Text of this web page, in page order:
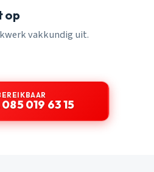
op
vakkundig uit.
085 019 63 15